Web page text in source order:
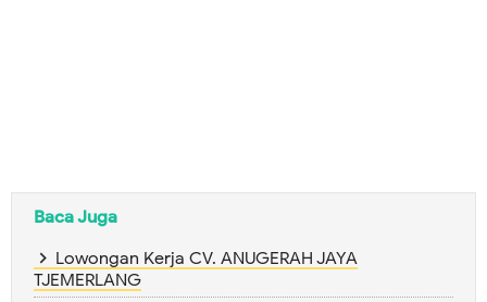
Baca Juga
Lowongan Kerja CV. ANUGERAH JAYA
TJEMERLANG